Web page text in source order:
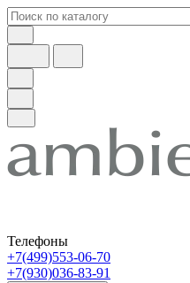
Телефоны
+7(499)553-06-70
+7(930)036-83-91